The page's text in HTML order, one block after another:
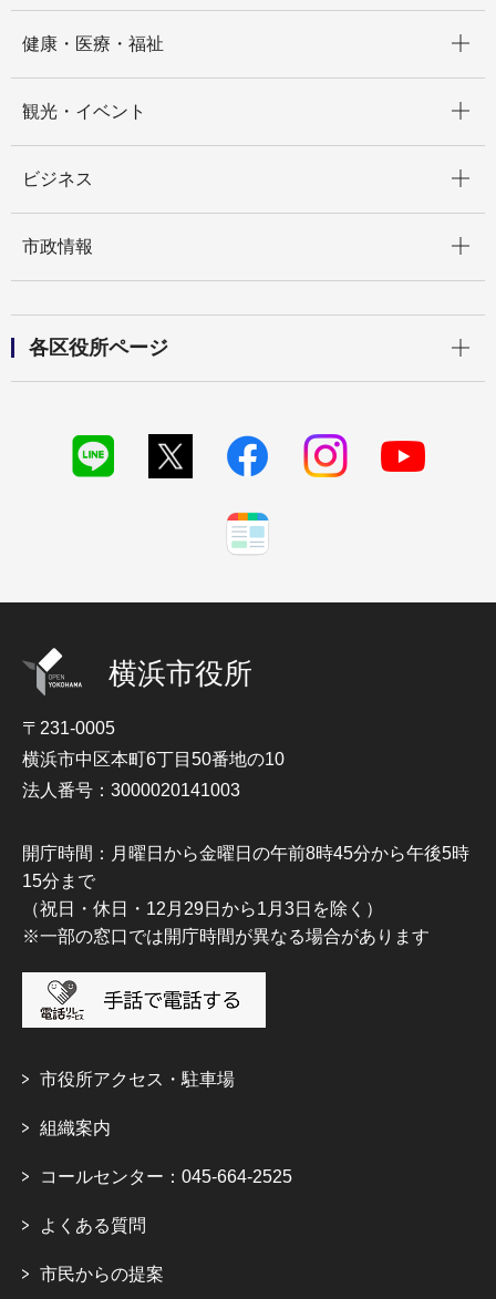
健康・医療・福祉
観光・イベント
ビジネス
市政情報
各区役所ページ
横浜市役所
〒231-0005
横浜市中区本町6丁目50番地の10
法人番号：3000020141003
開庁時間：月曜日から金曜日の午前8時45分から午後5時
15分まで
（祝日・休日・12月29日から1月3日を除く）
※一部の窓口では開庁時間が異なる場合があります
市役所アクセス・駐車場
組織案内
コールセンター：045-664-2525
よくある質問
市民からの提案